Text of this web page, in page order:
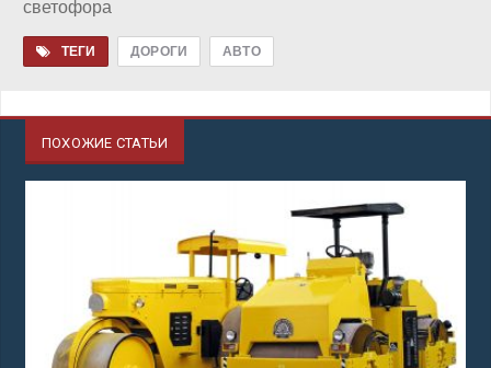
светофора
ТЕГИ ДОРОГИ АВТО
ПОХОЖИЕ СТАТЬИ